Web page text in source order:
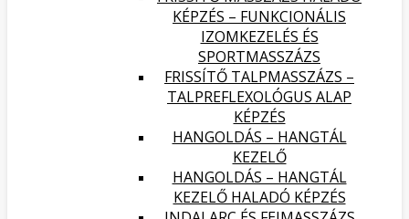
KÉPZÉS – FUNKCIONÁLIS
IZOMKEZELÉS ÉS
SPORTMASSZÁZS
FRISSÍTŐ TALPMASSZÁZS –
TALPREFLEXOLÓGUS ALAP
KÉPZÉS
HANGOLDÁS – HANGTÁL
KEZELŐ
HANGOLDÁS – HANGTÁL
KEZELŐ HALADÓ KÉPZÉS